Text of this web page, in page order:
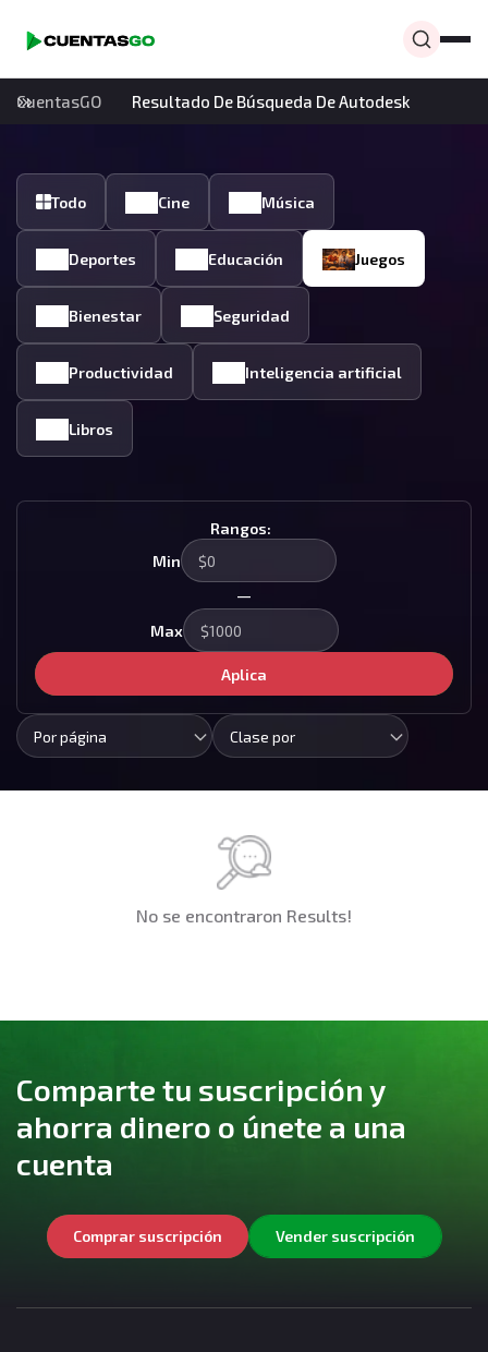
CuentasGO Resultado De Búsqueda De Autodesk
Todo Cine Música
Deportes Educación Juegos
Bienestar Seguridad
Productividad Inteligencia artificial
Libros
Rangos:
Min
—
Max
Aplica
Por página Clase por
No se encontraron Results!
Comparte tu suscripción y
ahorra dinero o únete a una
cuenta
Comprar suscripción Vender suscripción